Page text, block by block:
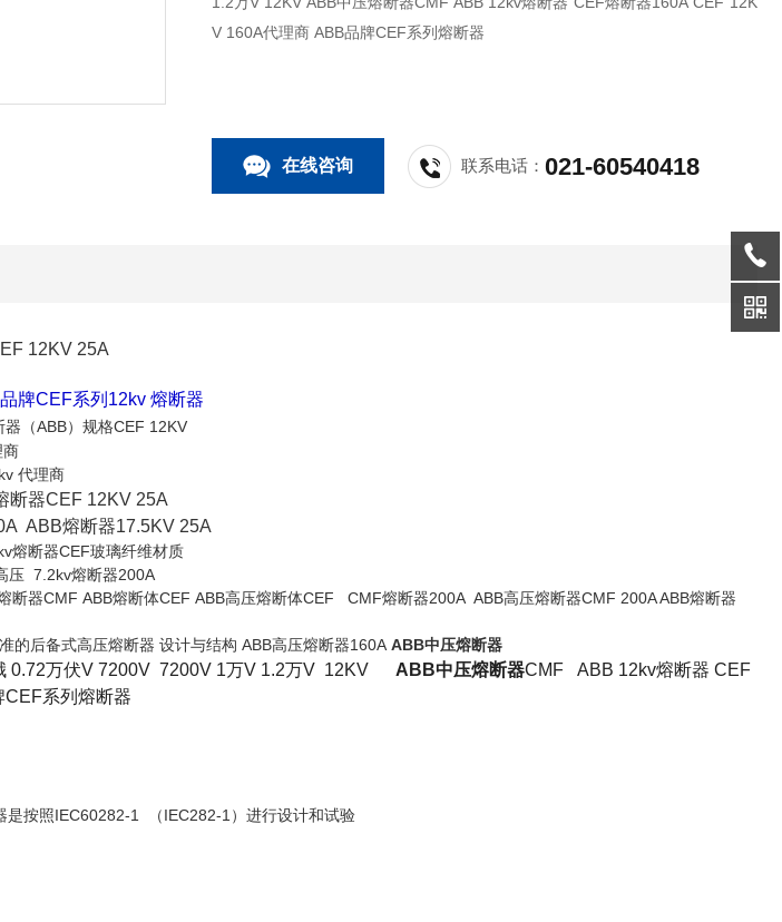
V 160A代理商 ABB品牌CEF系列熔断器
在线咨询 联系电话：021-60540418
12KV 25A
牌CEF系列12kv 熔断器
器（ABB）规格CEF 12KV
商
代理商
断器CEF 12KV 25A
ABB熔断器17.5KV 25A
熔断器CEF玻璃纤维材质
压 7.2kv熔断器200A
断器CMF ABB熔断体CEF ABB高压熔断体CEF CMF熔断器200A ABB高压熔断器CMF 200A ABB熔断器
的后备式高压熔断器 设计与结构 ABB高压熔断器160A ABB中压熔断器
0.72万伏V 7200V 7200V 1万V 1.2万V 12KV ABB中压熔断器CMF ABB 12kv熔断器 CEF
系列熔断器
1 （IEC282-1）进行设计和试验